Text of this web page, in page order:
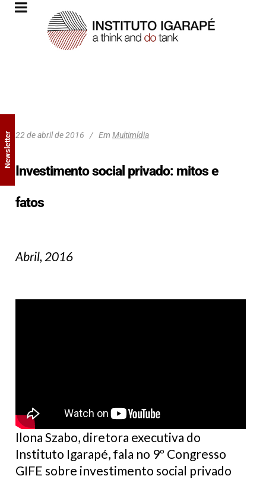
22 de abril de 2016 Em Multimídia
Investimento social privado: mitos e
fatos
Abril, 2016
Ilona Szabo, diretora executiva do
Instituto Igarapé, fala no 9º Congresso
GIFE sobre investimento social privado
Newsletter